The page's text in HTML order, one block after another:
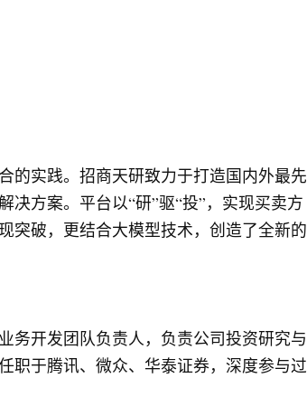
的实践。招商天研致力于打造国内外最先
方案。平台以“研”驱“投”，实现买卖方
突破，更结合大模型技术，创造了全新的
务开发团队负责人，负责公司投资研究与
职于腾讯、微众、华泰证券，深度参与过